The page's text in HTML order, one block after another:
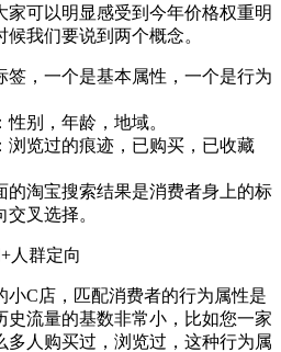
可以明显感受到今年价格权重明
我们要说到两个概念。
签，一个是基本属性，一个是行为
别，年龄，地域。
浏览过的痕迹，已购买，已收藏
的淘宝搜索结果是消费者身上的标
叉选择。
人群定向
小C店，匹配消费者的行为属性是
史流量的基数非常小，比如您一家
多人购买过，浏览过，这种行为属